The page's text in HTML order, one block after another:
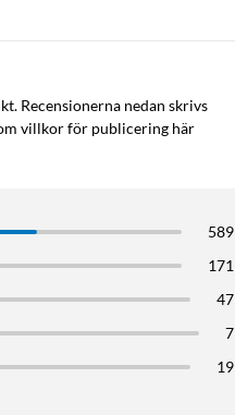
Recensionerna nedan skrivs
villkor för publicering här
589
171
47
7
19